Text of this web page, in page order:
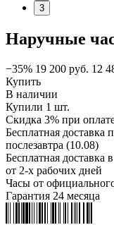
3
Наручные
−35% 19 200 руб. 12
Купить
В наличии
Купили 1 шт.
Скидка 3% при
Бесплатная
послезавтра (10.08)
Бесплатная
от 2-х рабочих дней
Часы от
Гарантия 24 месяца